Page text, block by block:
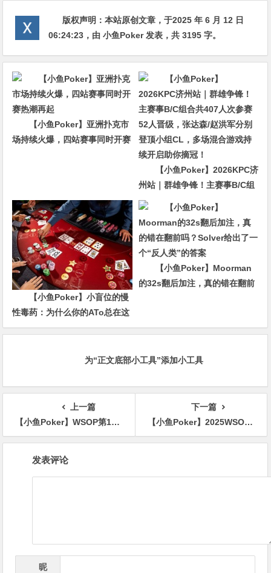
版权声明：本站原创文章，于2025 年 6 月 12 日
06:24:23 ，由小鱼Poker发表，共 3195 字。
【小鱼Poker】亚洲扑克市
场持续火爆，四站赛事同时开赛
【小鱼Poker】2026KPC济
州站｜群雄争锋！主赛事B/C组
合共407人次参赛52人晋级，张
【小鱼Poker】小盲位的慢
性毒药：为什么你的ATo总在这
里输钱？
【小鱼Poker】Moorman
的32s翻后加注，真的错在翻前
为“正文底部小工具”添加小工具
上一篇
【小鱼Poker】WSOP第12天|徐强榜眼$10K七张StudFT，超黑领跑$1.5K PLO 双面Bomb-Pot
下一篇
【小鱼Poker】2025WSOP | 国人刘天在赛事20获得第12名
发表评论
昵